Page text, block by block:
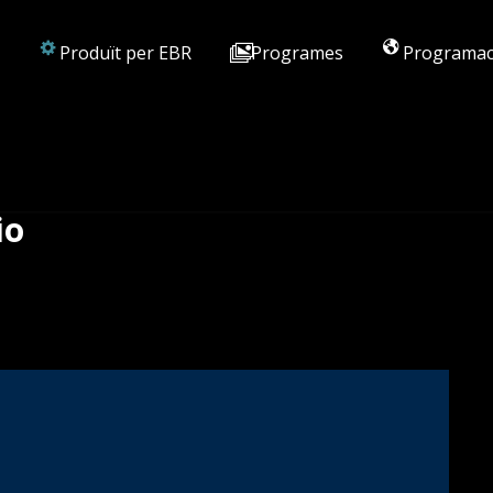
Produït per EBR Programes